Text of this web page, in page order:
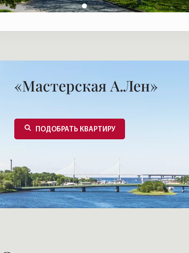
«Мастерская А.Лен»
ПОДОБРАТЬ КВАРТИРУ